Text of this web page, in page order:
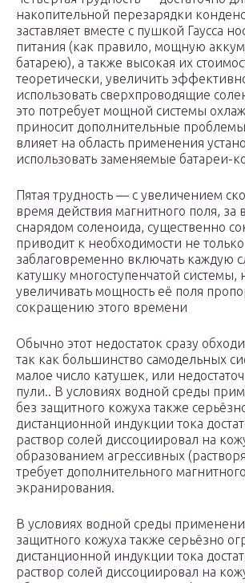
накопительной перезарядки
заставляет вместе с пушкой Гаусса
питания (как правило, мощную
батарею), а также высокая их
теоретически, увеличить
использовать сверхпроводящие
это потребует мощной системы
приносит дополнительные
влияет на область применения
использовать заменяемые батареи-
Пятая трудность — с увеличением
время действия магнитного поля, за
снарядом соленоида, существенно
приводит к необходимости не только
заблаговременно включать каждую
катушку многоступенчатой системы,
увеличивать мощность её поля
сокращению этого времени
Обычно этот недостаток сразу
так как большинство самодельных
малое число катушек, или
пули.. В условиях водной среды
без защитного кожуха также
дистанционной индукции тока
раствор солей диссоциировал на
образованием агрессивных
требует дополнительного магнитного
экранирования.
В условиях водной среды
защитного кожуха также серьёзно
дистанционной индукции тока
раствор солей диссоциировал на